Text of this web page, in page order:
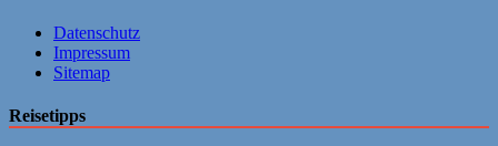
Datenschutz
Impressum
Sitemap
Reisetipps